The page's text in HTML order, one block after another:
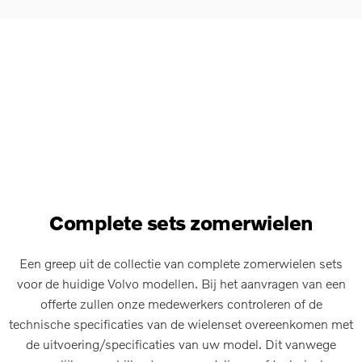
Complete sets zomerwielen
Een greep uit de collectie van complete zomerwielen sets
voor de huidige Volvo modellen. Bij het aanvragen van een
offerte zullen onze medewerkers controleren of de
technische specificaties van de wielenset overeenkomen met
de uitvoering/specificaties van uw model. Dit vanwege